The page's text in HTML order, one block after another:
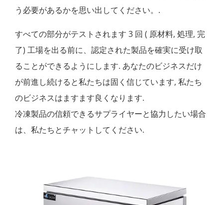
う必要があるかを思い出してください。.
すべての部分がテストされます 3 回 ( 原材料, 処理, 完
了) 工場を出る前に、認定された製品を確実に受け取
ることができるようにします. あなたのビジネスだけ
が前進し続けると私たちは固く信じています, 私たち
のビジネスはますます良くなります.
冷凍製品の信頼できるサプライヤーと協力したい場合
は、私たちとチャットしてください.